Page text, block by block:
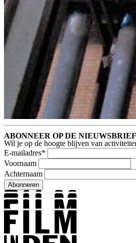
ABONNEER OP DE NIEUWSBRIEF
Wil je op de hoogte blijven van
E-mailadres*
Voornaam
Achternaam
Abonneren